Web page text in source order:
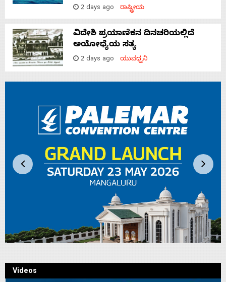
2 days ago ರಾಷ್ಟ್ರೀಯ
ವಿದೇಶಿ ಪ್ರಯಾಣಿಕನ ದಿನಚರಿಯಲ್ಲಿದೆ
ಅಯೋಧ್ಯೆಯ ಸತ್ಯ
2 days ago ಯುವಧ್ವನಿ
Videos